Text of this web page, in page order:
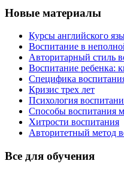
Новые материалы
Курсы английского
Воспитание в
Авторитарный стиль
Воспитание ребенка:
Специфика
Кризис трех лет
Психология
Способы воспитания
Хитрости воспитания
Авторитетный метод
Все для обучения